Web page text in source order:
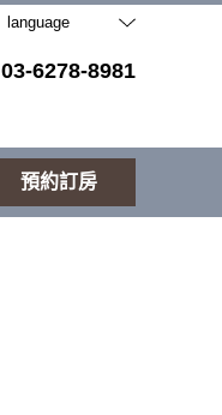
language
03-6278-8981
預約訂房